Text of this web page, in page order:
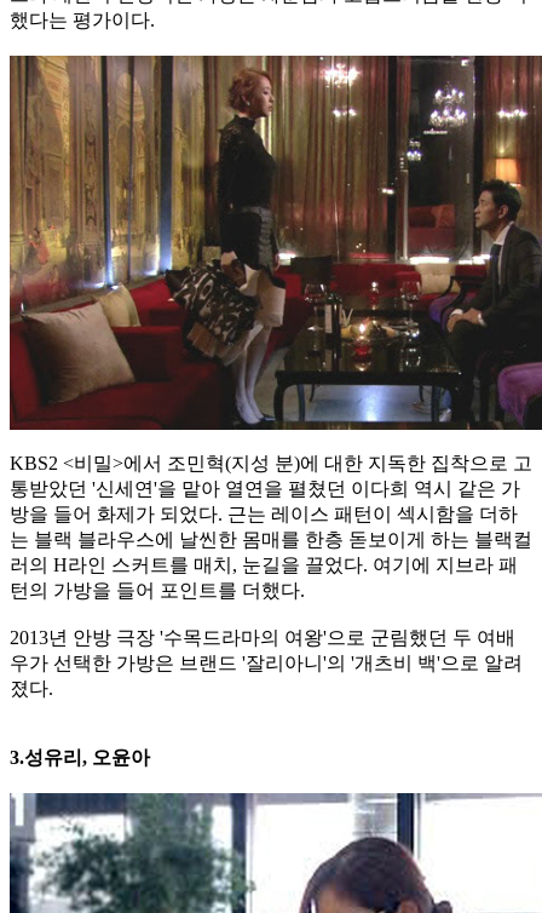
했다는 평가이다.
KBS2 <비밀>에서 조민혁(지성 분)에 대한 지독한 집착으로 고
통받았던 '신세연'을 맡아 열연을 펼쳤던 이다희 역시 같은 가
방을 들어 화제가 되었다. 근는 레이스 패턴이 섹시함을 더하
는 블랙 블라우스에 날씬한 몸매를 한층 돋보이게 하는 블랙컬
러의 H라인 스커트를 매치, 눈길을 끌었다. 여기에 지브라 패
턴의 가방을 들어 포인트를 더했다.
2013년 안방 극장 '수목드라마의 여왕'으로 군림했던 두 여배
우가 선택한 가방은 브랜드 '잘리아니'의 '개츠비 백'으로 알려
졌다.
3.성유리, 오윤아